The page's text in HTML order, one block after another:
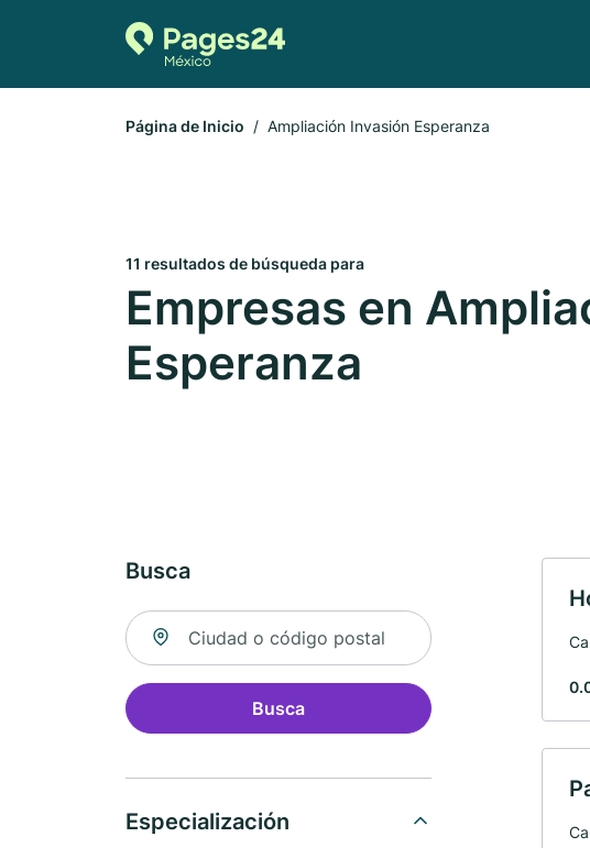
Página de Inicio Ampliación Invasión Esperanza
11 resultados de búsqueda para
Empresas en
Esperanza
Busca
Buscar ubicación
Busca
Especialización